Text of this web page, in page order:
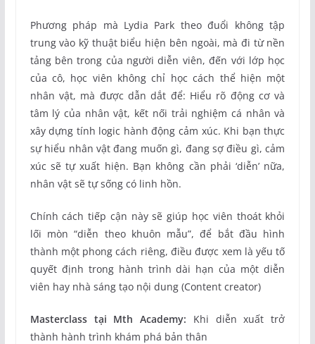
Phương pháp mà Lydia Park theo đuổi không tập
trung vào kỹ thuật biểu hiện bên ngoài, mà đi từ nền
tảng bên trong của người diễn viên, đến với lớp học
của cô, học viên không chỉ học cách thể hiện một
nhân vật, mà được dẫn dắt để: Hiểu rõ động cơ và
tâm lý của nhân vật, kết nối trải nghiệm cá nhân và
xây dựng tính logic hành động cảm xúc. Khi bạn thực
sự hiểu nhân vật đang muốn gì, đang sợ điều gì, cảm
xúc sẽ tự xuất hiện. Bạn không cần phải ‘diễn’ nữa,
nhân vật sẽ tự sống có linh hồn.
Chính cách tiếp cận này sẽ giúp học viên thoát khỏi
lối mòn “diễn theo khuôn mẫu”, để bắt đầu hình
thành một phong cách riêng, điều được xem là yếu tố
quyết định trong hành trình dài hạn của một diễn
viên hay nhà sáng tạo nội dung (Content creator)
Masterclass tại Mth Academy: Khi diễn xuất trở
thành hành trình khám phá bản thân